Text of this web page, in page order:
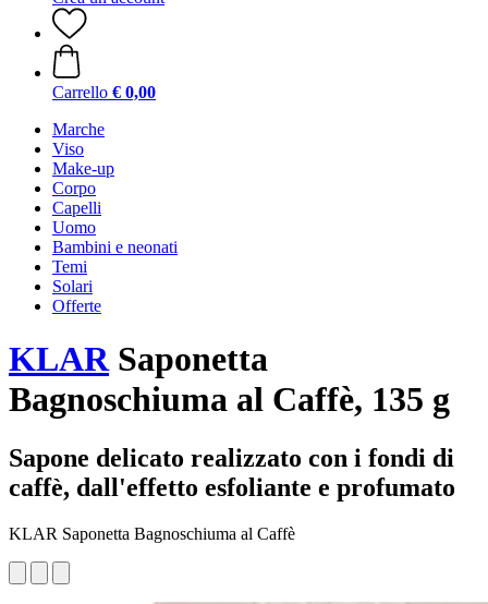
Carrello € 0,00
Marche
Viso
Make-up
Corpo
Capelli
Uomo
Bambini e neonati
Temi
Solari
Offerte
KLARSaponetta
Bagnoschiuma al Caffè, 135 g
Sapone delicato realizzato con i fondi di
caffè, dall'effetto esfoliante e profumato
KLAR Saponetta Bagnoschiuma al Caffè